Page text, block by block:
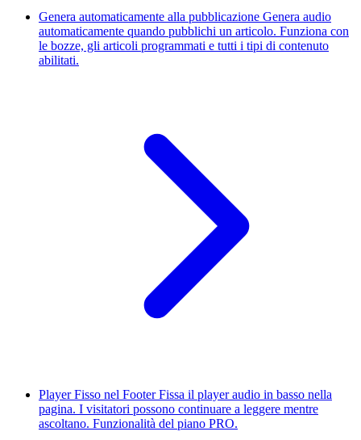
Genera automaticamente alla pubblicazione Genera audio
automaticamente quando pubblichi un articolo. Funziona con
le bozze, gli articoli programmati e tutti i tipi di contenuto
abilitati.
Player Fisso nel Footer Fissa il player audio in basso nella
pagina. I visitatori possono continuare a leggere mentre
ascoltano. Funzionalità del piano PRO.